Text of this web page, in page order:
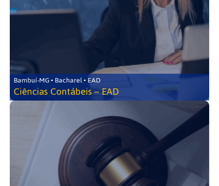
Bambuí-MG • Bacharel • EAD
Ciências Contábeis – EAD